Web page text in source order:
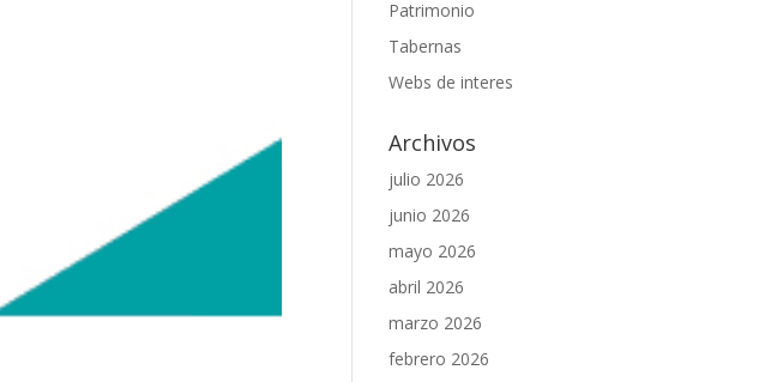
Patrimonio
Tabernas
Webs de interes
Archivos
julio 2026
junio 2026
mayo 2026
abril 2026
marzo 2026
febrero 2026